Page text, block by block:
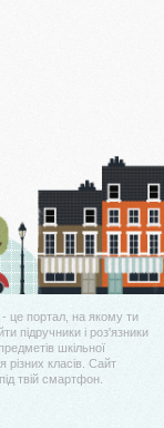
це портал, на якому ти
підручники і роз'язники
шкільної
різних класів. Сайт
твій смартфон.